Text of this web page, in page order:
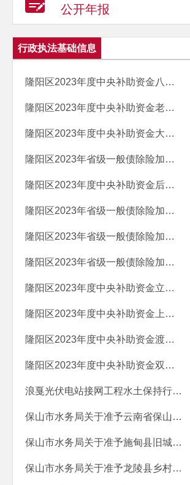
公开年报
行政执法基础信息
隆阳区2023年度中央补助资金八队水库除险加固工程水土保持行政许可承诺...
隆阳区2023年度中央补助资金老象塘水库除险加固工程水土保持行政许可承...
隆阳区2023年度中央补助资金大芒棒水库除险加固工程水土保持行政许可承...
隆阳区2023年省级一般债除险加固项目沙沟桥水库除险加固工程水土保持行...
隆阳区2023年度中央补助资金后浪坝水库除险加固工程生产建设项目水土保...
隆阳区2023年省级一般债除险加固项目黑树水库除险加固项目水土保持行政...
隆阳区2023年省级一般债除险加固项目龙汪田水库除险加固工程生产建设项...
隆阳区2023年省级一般债除险加固项目赛马坝水库除险加固项目生产建设项...
隆阳区2023年度中央补助资金立禅寺水库除险加固工程生产建设项目水土保...
隆阳区2023年度中央补助资金上车水库除险加固工程生产建设项目水土保持...
隆阳区2023年度中央补助资金渡涧槽水库除险加固工程生产建设项目水土保...
隆阳区2023年度中央补助资金双桥水库除险加固工程生产建设项目水土保持...
浪戛光伏电站接网工程水土保持行政许可承诺书
保山市水务局关于准予云南省保山市施甸县芒埂水库工程初步设计报告的行...
保山市水务局关于准予施甸县旧城乡水系连通工程水土保持方案的行政许可...
保山市水务局关于准予龙陵县乡村振兴项目(一期)水土保持方案的行政许可...